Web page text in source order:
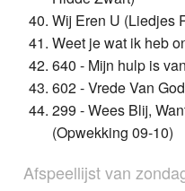
Wij Eren U (Liedjes
Weet je wat ik heb
640 - Mijn hulp is
602 - Vrede Van
299 - Wees Blij,
(Opwekking 09-10)
Afspeellijst van